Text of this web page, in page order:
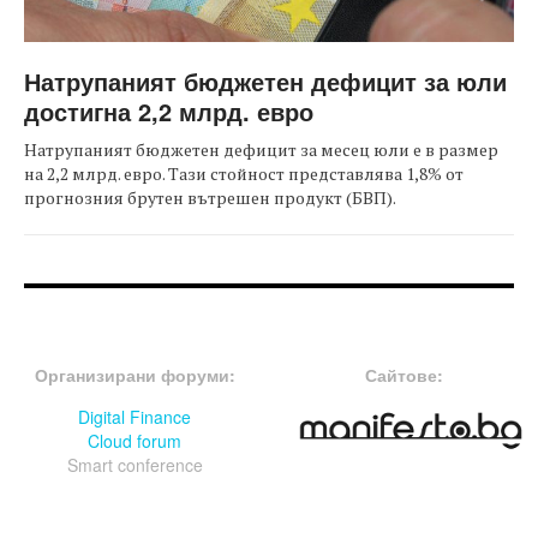
Натрупаният бюджетен дефицит за юли
достигна 2,2 млрд. евро
Натрупаният бюджетен дефицит за месец юли е в размер
на 2,2 млрд. евро. Тази стойност представлява 1,8% от
прогнозния брутен вътрешен продукт (БВП).
Организирани форуми:
Digital Finance
Cloud forum
Smart conference
Сайтове: